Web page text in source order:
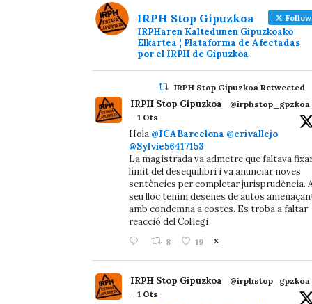
IRPH Stop Gipuzkoa Follow
IRPHaren Kaltedunen Gipuzkoako
Elkartea ¦ Plataforma de Afectadas
por el IRPH de Gipuzkoa
IRPH Stop Gipuzkoa Retweeted
IRPH Stop Gipuzkoa
@irphstop_gpzkoa
·
1 Ots
Hola @ICABarcelona @crivallejo
@Sylvie56417153
La magistrada va admetre que faltava
límit del desequilibri i va anunciar noves
sentències per completar jurisprudència.
seu lloc tenim desenes de autos
amb condemna a costes. Es troba a faltar
reacció del Col·legi
8 19 X
IRPH Stop Gipuzkoa
@irphstop_gpzkoa
·
1 Ots